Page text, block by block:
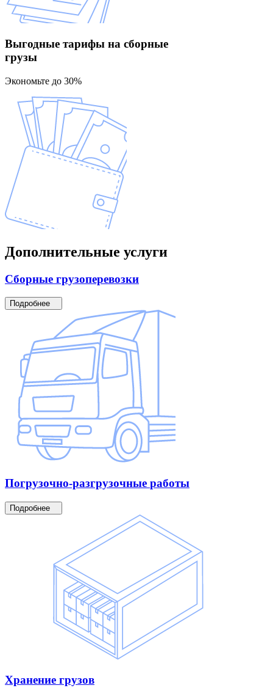
Выгодные тарифы на сборные
грузы
Экономьте до 30%
Дополнительные услуги
Сборные грузоперевозки
Подробнее
Погрузочно-разгрузочные работы
Подробнее
Хранение грузов